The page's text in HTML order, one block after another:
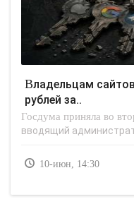
Владельцам сайтов грозят штрафы до 700 000
рублей за..
Госдума приняла во
вводящий
10-июн, 14:30